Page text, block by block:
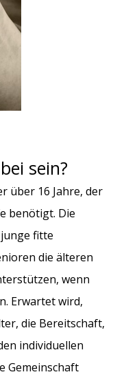
sein?
über 16 Jahre, der
benötigt. Die
fitte
die älteren
wenn
Erwartet wird,
die Bereitschaft,
individuellen
Gemeinschaft